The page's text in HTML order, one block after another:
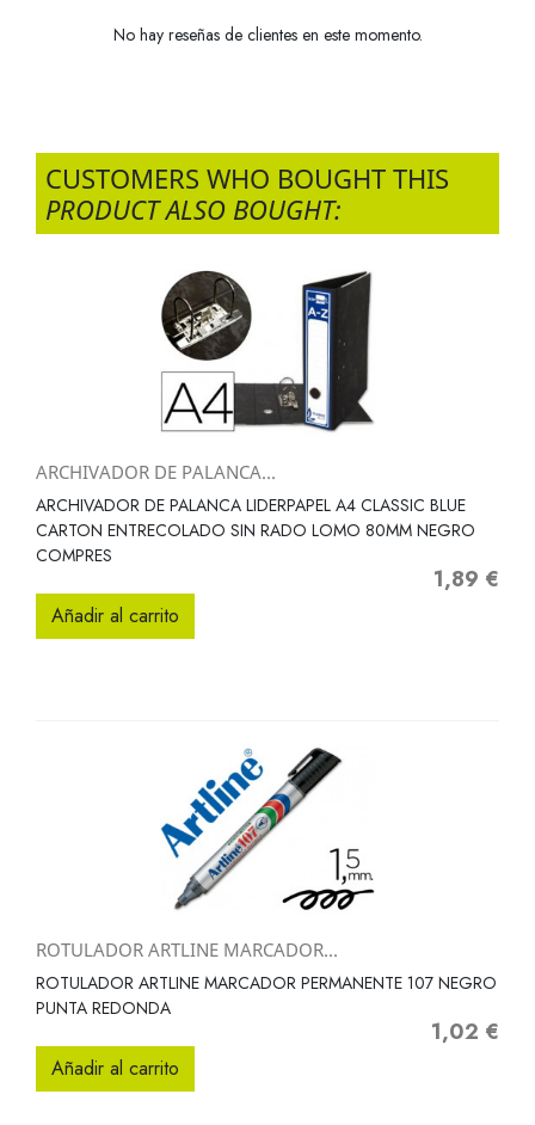
No hay reseñas de clientes en este momento.
CUSTOMERS WHO BOUGHT THIS
PRODUCT ALSO BOUGHT:
ARCHIVADOR DE PALANCA...
ARCHIVADOR DE PALANCA LIDERPAPEL A4 CLASSIC BLUE
CARTON ENTRECOLADO SIN RADO LOMO 80MM NEGRO
COMPRES
Precio
1,89 €
Añadir al carrito
ROTULADOR ARTLINE MARCADOR...
ROTULADOR ARTLINE MARCADOR PERMANENTE 107 NEGRO
PUNTA REDONDA
Precio
1,02 €
Añadir al carrito